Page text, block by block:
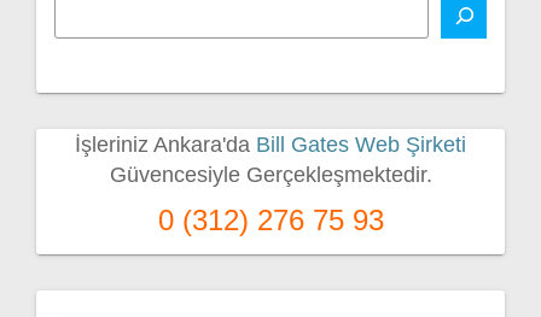
İşleriniz Ankara'da Bill Gates Web Şirketi
Güvencesiyle Gerçekleşmektedir.
0 (312) 276 75 93